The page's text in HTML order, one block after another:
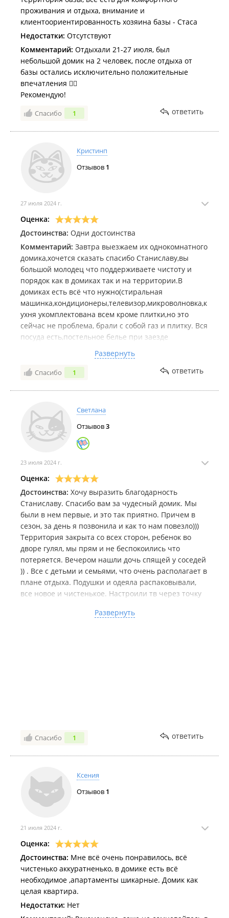
принимать домик, все у человека на доверии.
Спасибо за гостеприимство. Успехов вам и
процветания!
проживания и отдыха, внимание и
клиентоориентированность хозяина базы - Стаса
Недостатки: Отсутствуют
Комментарий: Отдыхали 21-27 июля, был
небольшой домик на 2 человек, после отдыха от
базы остались исключительно положительные
впечатления 👍🏽
Рекомендую!
Спасибо 1 ответить
Кристинп
Отзывов 1
27 июля 2024 г.
Оценка:
Достоинства: Одни достоинства
Комментарий: Завтра выезжаем их однокомнатного
домика,хочется сказать спасибо Станиславу,вы
большой молодец что поддерживаете чистоту и
порядок как в домиках так и на территории.В
домиках есть всё что нужно(стиральная
машинка,кондиционеры,телевизор,микроволновка,к
ухня укомплектована всем кроме плитки,но это
сейчас не проблема, брали с собой газ и плитку. Вся
посуда есть,постельное белье при заезде
большие.очень понравилось что тихо,с детками
самое то отдыхать.Поэтому снимайте домик не
магазинчиках купить готовое
Развернуть
Спасибо 1 ответить
Светлана
Отзывов3
23 июля 2024 г.
Оценка:
Достоинства: Хочу выразить благодарность
Станиславу. Спасибо вам за чудесный домик. Мы
были в нем первые, и это так приятно. Причем в
сезон, за день я позвонила и как то нам повезло)))
Территория закрыта со всех сторон, ребенок во
дворе гулял, мы прям и не беспокоились что
потеряется. Вечером нашли дочь спящей у соседей
)) . Все с детьми и семьями, что очень располагает в
плане отдыха. Подушки и одеяла распаковывали,
все новое и чистенькое. Настроили тв через точку
(может кому и пригодится). Море в 3 минутах
Развернуть
Спасибо 1 ответить
Ксения
Отзывов 1
21 июля 2024 г.
Оценка:
Достоинства: Мне всё очень понравилось, всё
чистенько аккуратненько, в домике есть всё
необходимое ,апартаменты шикарные. Домик как
целая квартира.
Недостатки: Нет